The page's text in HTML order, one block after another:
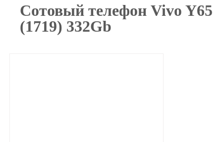
Сотовый телефон Vivo Y65
(1719) 332Gb